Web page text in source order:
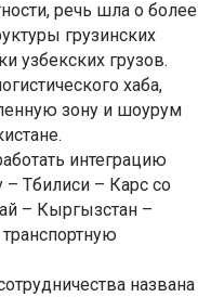
речь шла о более
грузинских
узбекских грузов.
хаба,
зону и шоурум
интеграцию
Тбилиси – Карс со
– Кыргызстан –
названа